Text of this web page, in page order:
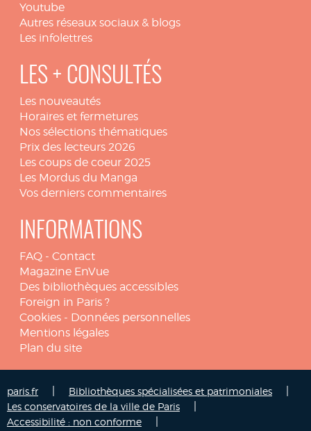
Youtube
Autres réseaux sociaux & blogs
Les infolettres
LES + CONSULTÉS
Les nouveautés
Horaires et fermetures
Nos sélections thématiques
Prix des lecteurs 2026
Les coups de coeur 2025
Les Mordus du Manga
Vos derniers commentaires
INFORMATIONS
FAQ - Contact
Magazine EnVue
Des bibliothèques accessibles
Foreign in Paris ?
Cookies - Données personnelles
Mentions légales
Plan du site
paris.fr Bibliothèques spécialisées et patrimoniales
Les conservatoires de la ville de Paris
Accessibilité : non conforme